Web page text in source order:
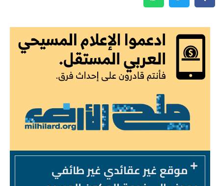
موقع غير عقائدي غير طائفي